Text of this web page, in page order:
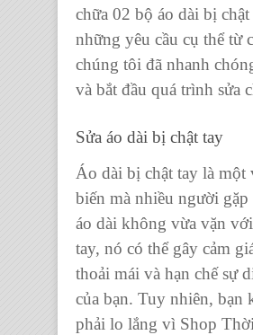
chữa 02 bộ áo dài bị
những yêu cầu cụ thể từ
chúng tôi đã nhanh
và bắt đầu quá trình sửa
Sửa áo dài bị chật tay
Áo dài bị chật tay là một
biến mà nhiều người
áo dài không vừa vặn
tay, nó có thể gây cảm
thoải mái và hạn chế sự
của bạn. Tuy nhiên, bạn
phải lo lắng vì Shop